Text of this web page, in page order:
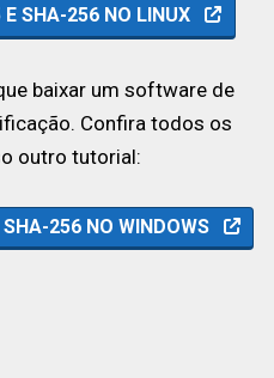
SHA-256 NO LINUX
baixar um software de
Confira todos os
outro tutorial:
256 NO WINDOWS